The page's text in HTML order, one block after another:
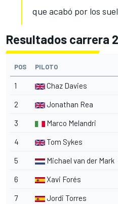
que acabó por los
Resultados carrera 2
POS PILOTO
1 Chaz Davies
2 Jonathan Rea
3 Marco Melandri
4 Tom Sykes
5 Michael van der Mark
6 Xavi Forés
7 Jordi Torres